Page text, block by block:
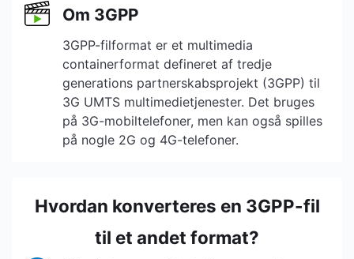
Om 3GPP
3GPP-filformat er et multimedia
containerformat defineret af tredje
generations partnerskabsprojekt (3GPP) til
3G UMTS multimedietjenester. Det bruges
på 3G-mobiltelefoner, men kan også spilles
på nogle 2G og 4G-telefoner.
Hvordan konverteres en 3GPP-fil
til et andet format?